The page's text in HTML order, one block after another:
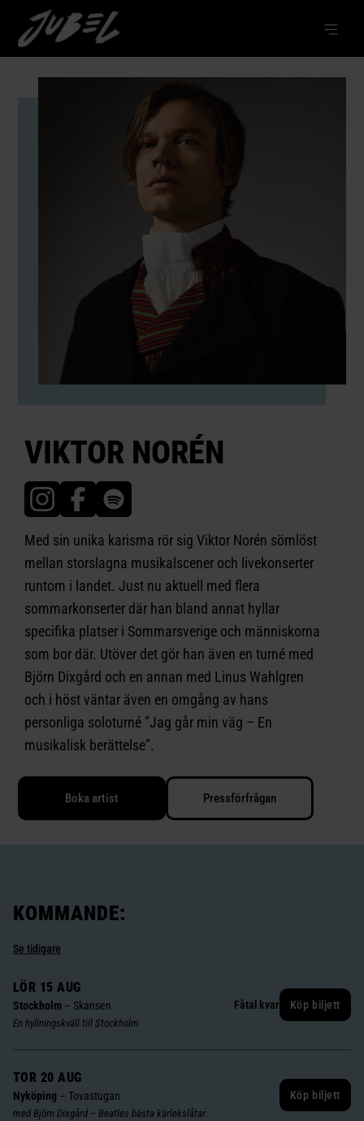
VIKTOR NORÉN
Med sin unika karisma rör sig Viktor Norén sömlöst
mellan storslagna musikalscener och livekonserter
runtom i landet. Just nu aktuell med flera
sommarkonserter där han bland annat hyllar
specifika platser i Sommarsverige och människorna
som bor där. Utöver det gör han även en turné med
Björn Dixgård och en annan med Linus Wahlgren
och i höst väntar även en omgång av hans
personliga soloturné ”Jag går min väg – En
musikalisk berättelse”.
Boka artist Pressförfrågan
KOMMANDE:
Se tidigare
LÖR 15 AUG
Stockholm – Skansen
En hyllningskväll till Stockholm
Fåtal kvar Köp biljett
TOR 20 AUG
Nyköping – Tovastugan
med Björn Dixgård – Beatles bästa kärlekslåtar
Köp biljett